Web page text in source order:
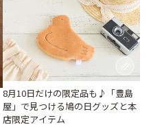
8月10日だけの限定品も♪「豊島
屋」で見つける鳩の日グッズと本
店限定アイテム